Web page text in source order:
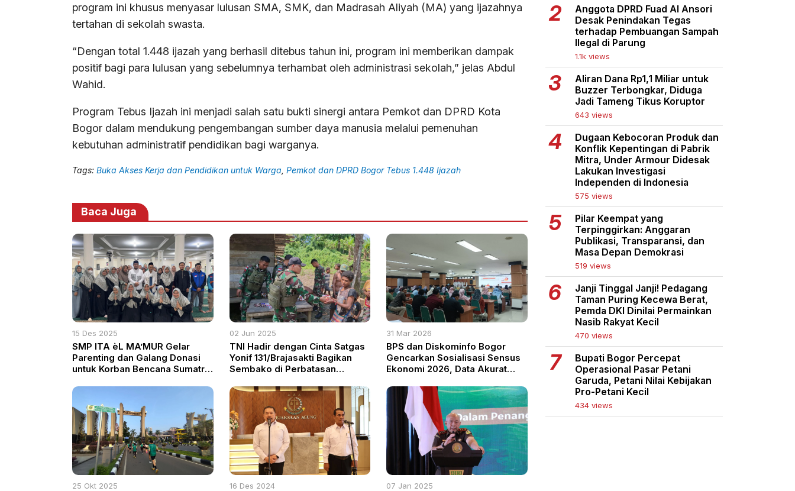
program ini khusus menyasar lulusan SMA, SMK, dan Madrasah Aliyah (MA) yang ijazahnya
tertahan di sekolah swasta.
“Dengan total 1.448 ijazah yang berhasil ditebus tahun ini, program ini memberikan dampak
positif bagi para lulusan yang sebelumnya terhambat oleh administrasi sekolah,” jelas Abdul
Wahid.
Program Tebus Ijazah ini menjadi salah satu bukti sinergi antara Pemkot dan DPRD Kota
Bogor dalam mendukung pengembangan sumber daya manusia melalui pemenuhan
kebutuhan administratif pendidikan bagi warganya.
Tags: Buka Akses Kerja dan Pendidikan untuk Warga Pemkot dan DPRD Bogor Tebus 1.448 Ijazah
Baca Juga
15 Des 2025
SMP ITA èL MA’MUR Gelar
Parenting dan Galang Donasi
untuk Korban Bencana Sumatra
02 Jun 2025
TNI Hadir dengan Cinta Satgas
Yonif 131/Brajasakti Bagikan
Sembako di Perbatasan
31 Mar 2026
BPS dan Diskominfo Bogor
Gencarkan Sosialisasi Sensus
Ekonomi 2026, Data Akurat
25 Okt 2025 16 Des 2024 07 Jan 2025
Anggota DPRD Fuad Al Ansori
Desak Penindakan Tegas
terhadap Pembuangan Sampah
Ilegal di Parung
1.1k views
Aliran Dana Rp1,1 Miliar untuk
Buzzer Terbongkar, Diduga
Jadi Tameng Tikus Koruptor
643 views
Dugaan Kebocoran Produk dan
Konflik Kepentingan di Pabrik
Mitra, Under Armour Didesak
Lakukan Investigasi
Independen di Indonesia
575 views
Pilar Keempat yang
Terpinggirkan: Anggaran
Publikasi, Transparansi, dan
Masa Depan Demokrasi
519 views
Janji Tinggal Janji! Pedagang
Taman Puring Kecewa Berat,
Pemda DKI Dinilai Permainkan
Nasib Rakyat Kecil
470 views
Bupati Bogor Percepat
Operasional Pasar Petani
Garuda, Petani Nilai Kebijakan
Pro-Petani Kecil
434 views